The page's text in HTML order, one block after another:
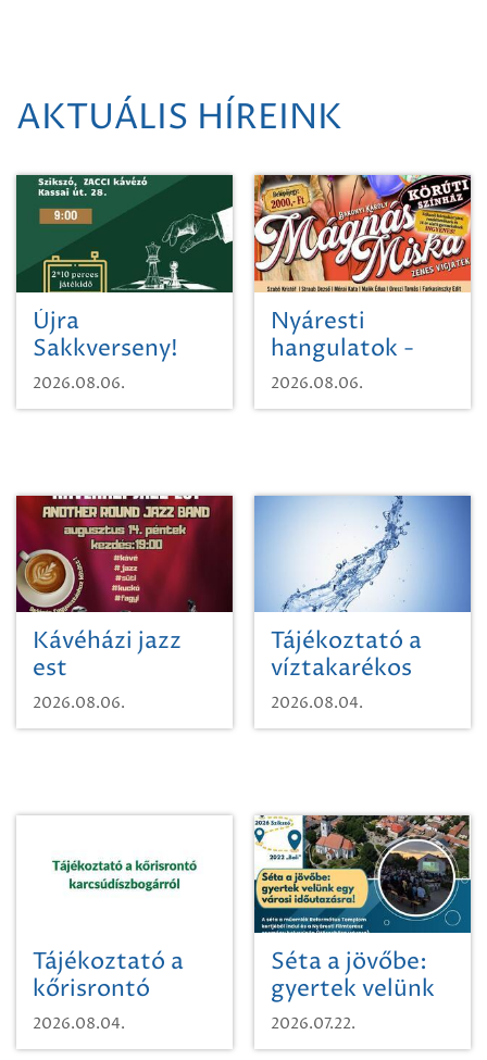
AKTUÁLIS HÍREINK
Újra
Sakkverseny!
2026.08.06.
Nyáresti
hangulatok -
Mágnás Miska
2026.08.06.
Kávéházi jazz
est
2026.08.06.
Tájékoztató a
víztakarékos
vízhasználatról
2026.08.04.
Tájékoztató a
kőrisrontó
karcsúdíszbogárról
2026.08.04.
Séta a jövőbe:
gyertek velünk
egy városi
időutazásra!
2026.07.22.